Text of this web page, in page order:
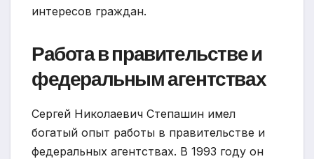
интересов граждан.
Работа в правительстве и
федеральным агентствах
Сергей Николаевич Степашин имел
богатый опыт работы в правительстве и
федеральных агентствах. В 1993 году он